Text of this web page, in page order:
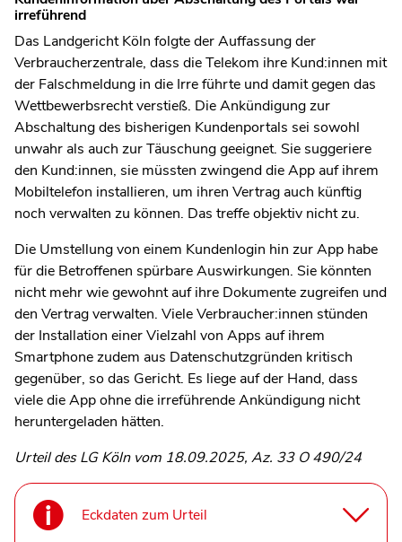
irreführend
Das Landgericht Köln folgte der Auffassung der
Verbraucherzentrale, dass die Telekom ihre Kund:innen mit
der Falschmeldung in die Irre führte und damit gegen das
Wettbewerbsrecht verstieß. Die Ankündigung zur
Abschaltung des bisherigen Kundenportals sei sowohl
unwahr als auch zur Täuschung geeignet. Sie suggeriere
den Kund:innen, sie müssten zwingend die App auf ihrem
Mobiltelefon installieren, um ihren Vertrag auch künftig
noch verwalten zu können. Das treffe objektiv nicht zu.
Die Umstellung von einem Kundenlogin hin zur App habe
für die Betroffenen spürbare Auswirkungen. Sie könnten
nicht mehr wie gewohnt auf ihre Dokumente zugreifen und
den Vertrag verwalten. Viele Verbraucher:innen stünden
der Installation einer Vielzahl von Apps auf ihrem
Smartphone zudem aus Datenschutzgründen kritisch
gegenüber, so das Gericht. Es liege auf der Hand, dass
viele die App ohne die irreführende Ankündigung nicht
heruntergeladen hätten.
Urteil des LG Köln vom 18.09.2025, Az. 33 O 490/24
Eckdaten zum Urteil